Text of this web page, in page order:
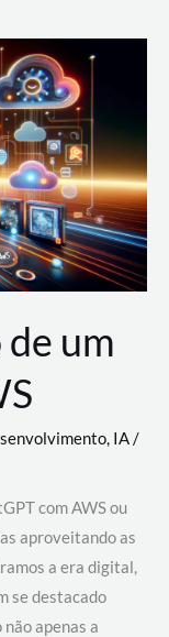
um
, IA/
com AWS ou
aproveitando as
a era digital,
se destacado
apenas a